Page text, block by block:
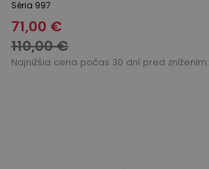
Séria 997
71,00 €
110,00 €
Najnižšia cena počas 30 dní pred znížením: